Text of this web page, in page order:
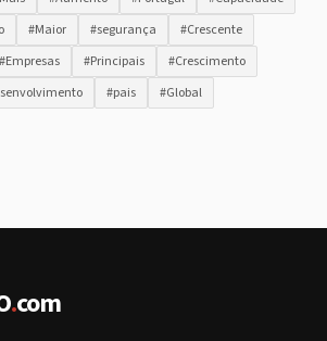
#Maior #segurança
#Crescente
#Empresas #Principais
#Crescimento
#pais #Global
.com